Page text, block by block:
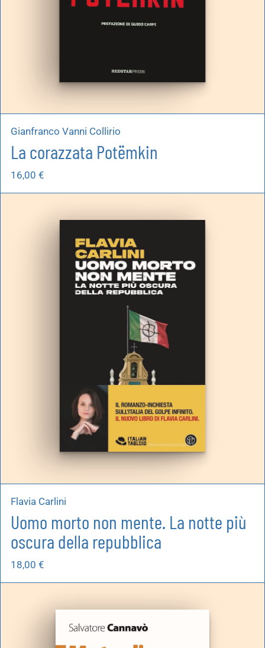
Gianfranco Vanni Collirio
La corazzata Potëmkin
16,00 €
Flavia Carlini
Uomo morto non mente. La notte più
oscura della repubblica
18,00 €